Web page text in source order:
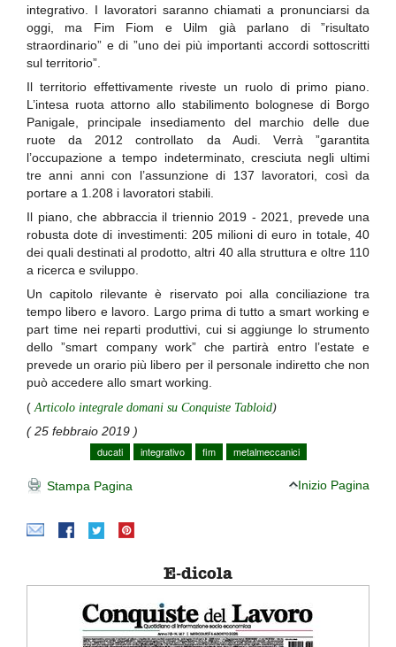
integrativo. I lavoratori saranno chiamati a pronunciarsi da
oggi, ma Fim Fiom e Uilm già parlano di ”risultato
straordinario” e di ”uno dei più importanti accordi sottoscritti
sul territorio”.
Il territorio effettivamente riveste un ruolo di primo piano.
L’intesa ruota attorno allo stabilimento bolognese di Borgo
Panigale, principale insediamento del marchio delle due
ruote da 2012 controllato da Audi. Verrà ”garantita
l’occupazione a tempo indeterminato, cresciuta negli ultimi
tre anni anni con l’assunzione di 137 lavoratori, così da
portare a 1.208 i lavoratori stabili.
Il piano, che abbraccia il triennio 2019 - 2021, prevede una
robusta dote di investimenti: 205 milioni di euro in totale, 40
dei quali destinati al prodotto, altri 40 alla struttura e oltre 110
a ricerca e sviluppo.
Un capitolo rilevante è riservato poi alla conciliazione tra
tempo libero e lavoro. Largo prima di tutto a smart working e
part time nei reparti produttivi, cui si aggiunge lo strumento
dello ”smart company work” che partirà entro l’estate e
prevede un orario più libero per il personale indiretto che non
può accedere allo smart working.
( Articolo integrale domani su Conquiste Tabloid)
( 25 febbraio 2019 )
ducati
integrativo fim metalmeccanici
Stampa Pagina Inizio Pagina
E-dicola